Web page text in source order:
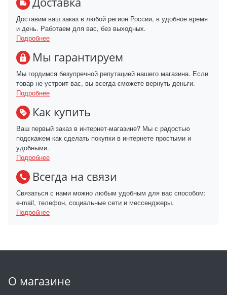
Доставим ваш заказ в любой регион России, в удобное время
и день. Работаем для вас, без выходных.
Подробнее
Мы гарантируем
Мы гордимся безупречной репутацией нашего магазина. Если
товар не устроит вас, вы всегда сможете вернуть деньги.
Подробнее
Как купить
Ваш первый заказ в интернет-магазине? Мы с радостью
подскажем как сделать покупки в интернете простыми и
удобными.
Подробнее
Всегда на связи
Связаться с нами можно любым удобным для вас способом:
e-mail, телефон, социальные сети и мессенджеры.
Подробнее
О магазине